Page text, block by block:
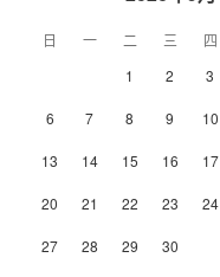
日 一 二 三
四
1
2 3
6 7 8 9 10
13 14 15 16 17
20 21 22 23 24
27 28 29 30
空調